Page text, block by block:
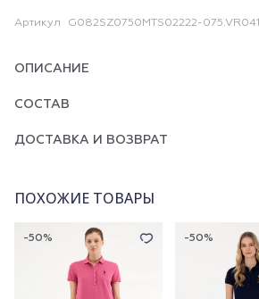
Артикул G082SZ0750MTS02222-075.VR041
ОПИСАНИЕ
СОСТАВ
ДОСТАВКА И ВОЗВРАТ
ПОХОЖИЕ ТОВАРЫ
-50% -50%